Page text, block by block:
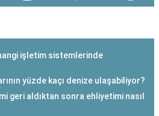
işletim sistemlerinde
yüzde kaçı denize ulaşabiliyor?
geri aldıktan sonra ehliyetimi nasıl